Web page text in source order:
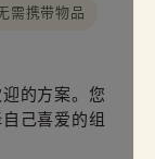
需携带物品
的方案。您
己喜爱的组